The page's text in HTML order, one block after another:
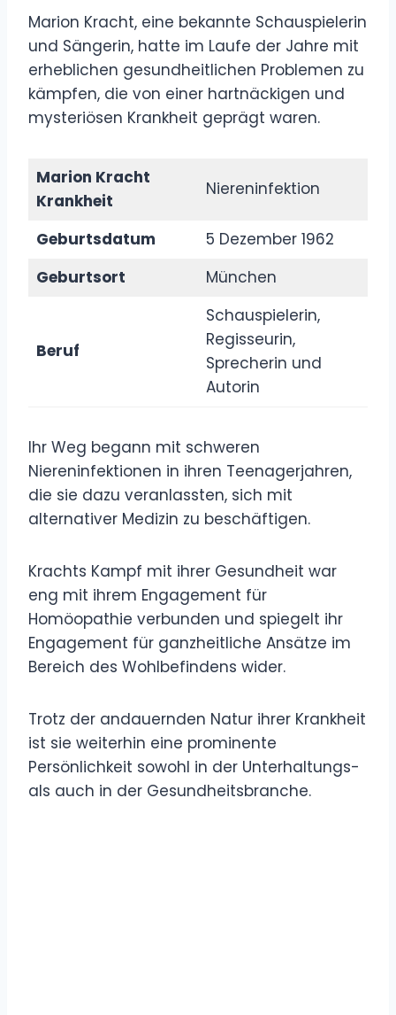
Marion Kracht, eine bekannte Schauspielerin
und Sängerin, hatte im Laufe der Jahre mit
erheblichen gesundheitlichen Problemen zu
kämpfen, die von einer hartnäckigen und
mysteriösen Krankheit geprägt waren.
Marion Kracht
Krankheit
Niereninfektion
Geburtsdatum
5 Dezember 1962
Geburtsort
München
Beruf
Schauspielerin,
Regisseurin,
Sprecherin und
Autorin
Ihr Weg begann mit schweren
Niereninfektionen in ihren Teenagerjahren,
die sie dazu veranlassten, sich mit
alternativer Medizin zu beschäftigen.
Krachts Kampf mit ihrer Gesundheit war
eng mit ihrem Engagement für
Homöopathie verbunden und spiegelt ihr
Engagement für ganzheitliche Ansätze im
Bereich des Wohlbefindens wider.
Trotz der andauernden Natur ihrer Krankheit
ist sie weiterhin eine prominente
Persönlichkeit sowohl in der Unterhaltungs-
als auch in der Gesundheitsbranche.